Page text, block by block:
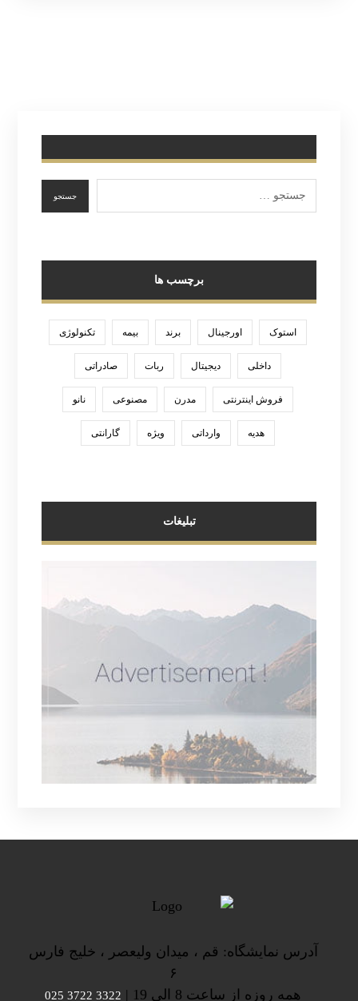
برچسب ها
استوک اورجینال برند بیمه تکنولوژی
داخلی دیجیتال ربات صادراتی
فروش اینترنتی مدرن مصنوعی نانو
هدیه وارداتی ویژه گارانتی
تبلیغات
آدرس نمایشگاه: قم ، میدان ولیعصر ، خلیج فارس
۶
همه روزه از ساعت 8 الی 19 |
3322 3722 025